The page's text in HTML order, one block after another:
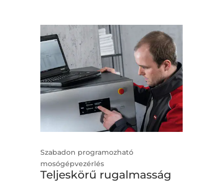
Szabadon programozható
mosógépvezérlés
Teljeskörű rugalmasság